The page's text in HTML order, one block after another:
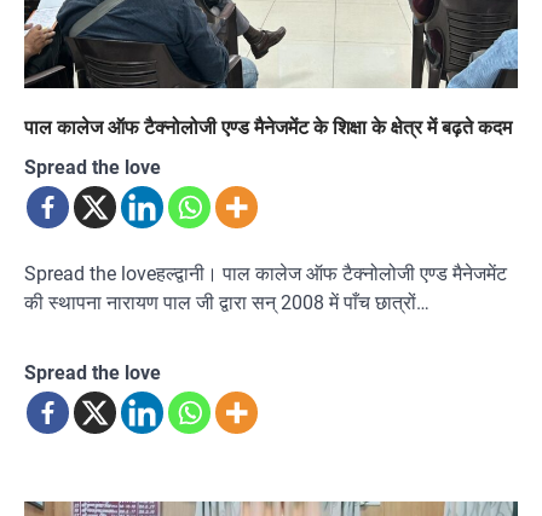
पाल कालेज ऑफ टैक्नोलोजी एण्ड मैनेजमेंट के शिक्षा के क्षेत्र में बढ़ते कदम
Spread the love
Spread the loveहल्द्वानी। पाल कालेज ऑफ टैक्नोलोजी एण्ड मैनेजमेंट
की स्थापना नारायण पाल जी द्वारा सन् 2008 में पाँच छात्रों…
Spread the love